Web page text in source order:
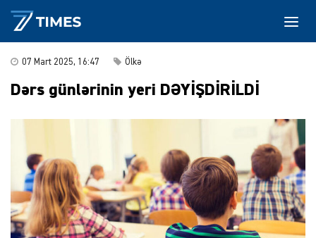
07 Mart 2025, 16:47 Ölkə
Dərs günlərinin yeri DƏYİŞDİRİLDİ